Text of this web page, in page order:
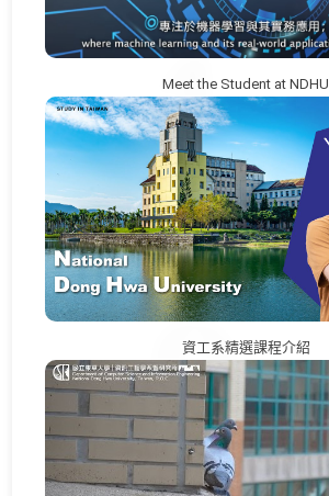
Meet the Student at NDHU
資工系精選課程介紹